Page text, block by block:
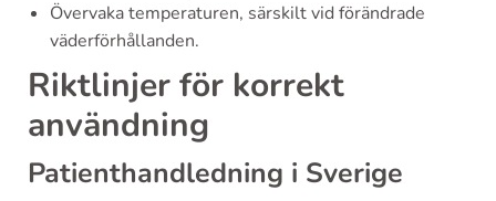
Övervaka temperaturen, särskilt vid förändrade
väderförhållanden.
Riktlinjer för korrekt
användning
Patienthandledning i Sverige